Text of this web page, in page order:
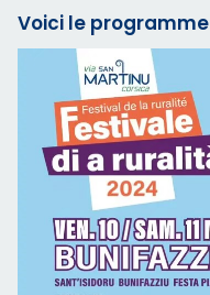
Voici le programme